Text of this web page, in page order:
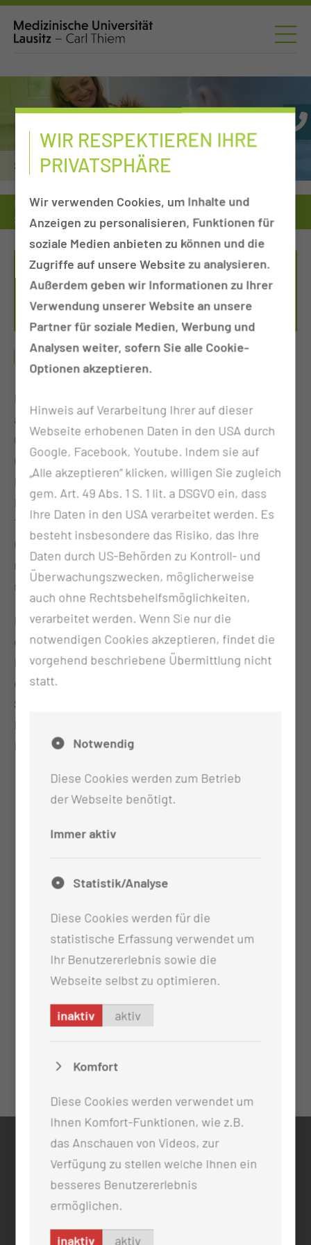
Sozialpädiatrisches Zentrum
Medizinische Universität Einrichtungen von A-Z
Zentren
Sozialpädiatrisches Zentrum
Knochenleitungshörsysteme
HNO-AM­BU­LANZ
Tel.:+49 355 46 2257
KNOCHENLEITUNGSHÖRSYSTEME
Bei einer Störung der Schallübertragung von außen
auf die Hörschnecke kann ein Defekt der
Gehörknöchelchen oder Einengung des
Gehörgangs hierfür ursächlich sein. In den meisten
Fällen können die Beschwerden durch eine
Rekonstruktion von Gehörknöchelchen und / oder
Trommelfell (Tympanoplastik) mit oder ohne
Gehörgangserweiterung behoben werden. In den
meisten Fällen ist eine Hörverbesserung hierdurch
möglich.
Bei weiterbestehenden Hörminderungen aufgrund
einer Störung der Schallübertragung ist es möglich,
Implantate in den Schädelknochen einzubringen,
die unter Umgehung der Gehörknöchelchen den
Schall über den Schädelknochen direkt auf die
Hörschnecke übertragen. Somit ist es möglich, das
Hören wieder zu verbessern.
KONTAKT
WIR RESPEKTIEREN IHRE
PRIVATSPHÄRE
Wir verwenden Cookies, um Inhalte und
Anzeigen zu personalisieren, Funktionen für
soziale Medien anbieten zu können und die
Zugriffe auf unsere Website zu analysieren.
Außerdem geben wir Informationen zu Ihrer
Verwendung unserer Website an unsere
Partner für soziale Medien, Werbung und
Analysen weiter, sofern Sie alle Cookie-
Optionen akzeptieren.
Hinweis auf Verarbeitung Ihrer auf dieser
Webseite erhobenen Daten in den USA durch
Google, Facebook, Youtube. Indem sie auf
„Alle akzeptieren“ klicken, willigen Sie zugleich
gem. Art. 49 Abs. 1 S. 1 lit. a DSGVO ein, dass
Ihre Daten in den USA verarbeitet werden. Es
besteht insbesondere das Risiko, das Ihre
Daten durch US-Behörden zu Kontroll- und
Überwachungszwecken, möglicherweise
auch ohne Rechtsbehelfsmöglichkeiten,
verarbeitet werden. Wenn Sie nur die
notwendigen Cookies akzeptieren, findet die
vorgehend beschriebene Übermittlung nicht
statt.
Notwendig
Diese Cookies werden zum Betrieb
der Webseite benötigt.
Immer aktiv
Statistik/Analyse
Diese Cookies werden für die
statistische Erfassung verwendet um
Ihr Benutzererlebnis sowie die
Webseite selbst zu optimieren.
inaktiv aktiv
Komfort
Diese Cookies werden verwendet um
Ihnen Komfort-Funktionen, wie z.B.
das Anschauen von Videos, zur
Verfügung zu stellen welche Ihnen ein
besseres Benutzererlebnis
ermöglichen.
inaktiv aktiv